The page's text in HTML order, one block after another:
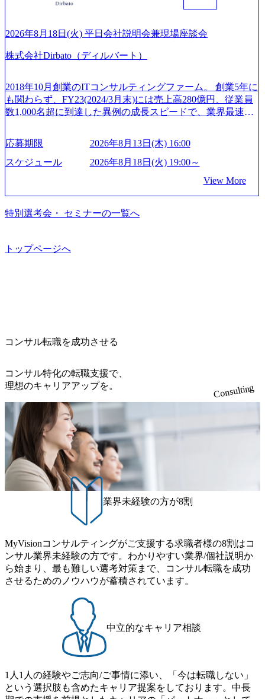
の幅広いプロジェクトを主導する。 - 天野 善仁氏：19卒Pw
ページ (https://www.xspear.co.jp/career/interviews/) 戦略だけの
から”のコンサルの在り方 (https://www.businessinsider.jp/articl
を取得 (https://www.agara.co.jp/article/382811) シンプレクスと
Xspear Consultingが、東京都港区の行政手続き100%デジタル
化を支援 (https://www.afpbb.com/articles/-/3520247) 【未経験
流工程、先端技術を学べる環境 【コンサルファーム経験
者】 ・専門領域に軸足を置きながら、他領域にもチャレン
ジできる環境 ・タイトルアップでのオファー ・現職ファー
ムより高いオファー年収 ・実力主義でプロモーションでき
る（ダブルスキップもあり） ・週に1度のアサインｍｔｇで
こまめに社員のキャリアについて検討してもらえる。結
果、なりたいキャリアを反映できるｐｊにアサインしても
るため、エンジニアの視点からも協業しクライアントへ価
keto_kajita/)） 多様なメンバー、多様なプロジェクトによる
も関わらず、外資系戦略コンサルティングファームや総合
系コンサルティングファームをはじめ、メーカー、ITベン
チャー、外資系金融機関など多彩な出自で構成されてお
り、常に刺激を受けながらプロジェクトワークが可能 総合
コンサルティングファームの名の通り、全方位のクライア
ントに対して様々なプロジェクトが存在しており、手を上
げれば常に新しいテーマのチャレンジ機会を提供している
（ワンプール制） そのため、全体の離職率10％以下、未経
験3年未満の離職率は0％と驚異の定着率を誇る 大手ファー
ムと同水準以上の報酬制度であり、ファーム経験者の場合
は、転職時報酬アップが基本 強く「個人」の成⾧を重視す
るカルチャーであり、昇進に枠もなく、今ならReadyになれ
ば上がれる環境となっている 安定した経営環境の下、コン
できる 豊富な経験を持つコンサル経験者の場合は、自らチ
ームを立ち上げることが可能 裁量をもった営業活動、デリ
バリー活動ができる(スタートアップとの協業、新規ソリュ
ーションの開発 など) シンプレクスの顧客基盤、エンジニ
できる 2026年8月21日(金) 19:30〜21:30 (19:20開場) 2026年8
月12日(水) 16:00 ※参加状況によっては抽選とさせていただ
く可能性がございます。 このたび、ファーム経験者の方を
対象にした懇親会形式の採用イベント「サロンイベント」
を開催いたします。 カジュアルな場で現場社員と直接交流
できる機会ですので、ぜひご参加ください。 当日はXspear
Consulting代表取締役の早田とMDやその他現場社員が複数
名参加する予定です！ ●費用 : 無料 虎ノ門ヒルズ付近 ※詳
ができます。 慶弔休暇は、事由により取得可能日数は異な
ュ休暇は、規程で定める勤続年数ごとに、連続5日のリフレ
ッシュ休暇を取得できます。 【育児や子の看護、介護など
の制度】 育児休暇： 対象：小学校1年修了時の3月31日まで
日2時間15分まで、始業・終業時刻の繰り上げ・繰り下げが
可能 子の看護休暇： 子1人につき5日まで取得でき、1時間
単位で取得することも可能 家族看護休暇： 5日まで取得で
度など】 独身寮：富山事業所の近くに、白風寮と青風寮の2
つの寮があり、以下の入居基準を満たす方が入居可能で
す。 ＜入居基準＞ ・満33歳までの独身者 ・自宅から勤務地
までの通勤総時間が2時間を超えること 住宅手当： 本社の
なるため、入居基準を満たす女性には住宅手当を支給しま
による引っ越し費用は、会社が負担します。 2026年8月18日
※顔出しは不要です。ご質問頂く際のみ、顔出ししていた
バイザリーなどの専門知識を獲得し、キャリアを発展させ
となり、平均3000万～4000万の年収となる 内訳としては個
成活躍させるためのナレッジシェアおよび丁寧なOJTを欠か
19:30～ 所要時間 : 約1時間 2026年8月13日(木) 16:00 ＼応募
意思不問・業界未経験歓迎！／ M&A承継機構のビジョンや
業務内容、実際の働き方について詳しくお伝えするオンラ
イン説明会を開催いたします。 M&A業界に興味があり、ま
業界の情報を集めたい 働くイメージを具体的に知りたい M
&A業界にご興味がある方、転職を少しでもお考えの方はも
ちろん、情報収集をしたい方でも歓迎です。お気軽にご参
加ください。 当日は、質疑応答のお時間もご用意しており
ます。 是非、説明会にてお話できることを楽しみにしてお
ります。 説明会後にアンケート回答をお願いいたします。
オンライン(Google meets)
2026年8月18日(火) 平日会社説明会兼現場座談会
株式会社Dirbato（ディルバート）
2018年10月創業のITコンサルティングファーム。 創業5年に
も関わらず、FY23(2024/3月末)には売上高280億円、従業員
数1,000名超に到達した異例の成長スピードで、業界最速と
成⻑を遂げている。 現在コンサルティングファームでは外
資も含めて売上高TOP10にランクインしている。 主力事業
はITコンサルティング。幅広い業界の大企業を中心に、IT
支援している。 他方、インキュベーション事業を手掛けて
いるのも同社の特徴であり、 自社で新規事業開発も手掛け
つつ、複数社への出資～ハンズオン支援も行っている。 (参
ングファームや、Slerなどから優秀層が多数ジョイン。 http
ている。 <u>ワンプール制</u>を取っており、業界の枠に縛
り、<u>営業活動に工数を割かれることなくデリバリーに注
力可能</u> 従業員満足度を非常に重視しており、意にそぐ
わないプロジェクトにアサインされてしまった場合、半強
制的に別のプロジェクトに異動することが可能。その結
果、<u>退職率も10%程度</u>(他社平均は2～30%程度) 残業
時間は<u>平均30時間程度。</u>バリューが出ていないから
残業代をつけさせないといったことはしない DE&Iにおいて
は女性活用や外国人/高齢者/障碍者などさまざまなバックグ
ラウンドを持つメンバーの働く環境を整えている SDGsの推
進にも積極的で、プロボノ支援等を行っている 部活動も活
発で、多くのクラブが立ち上がっており、さまざまな役
職・所属・組織を超えて社員間のネットワーク形成・交流
の場となっている <u>教育・研修プログラムが非常に充実</
番組があり、新卒紹介、会社の七不思議紹介等、規模が大
きくなっていく中で社員同士のつながりを広げる取り組み
もしている 今後の成長戦略として海外展開を見据えてい
る。足元のグローバル案件割合は10%程度だが、英語が得
ンスも大きい。 代表インタビュー https://note.com/dirbato/n/n0
a040c36b128 Forbes JAPAN BrandVoice Studio 「使命はテクノ
ロジーで企業の可能性を引き出すこと。日本に求められるI
Tコンサルタントという伴走者」 https://forbesjapan.com/article
s/detail/67452 Forbes JAPAN BrandVoice Studio 「コンサル業
界におけるIT人材価値再興。Dirbatoの最前線パートナーが
切り開くテクノロジーの変革」 https://forbesjapan.com/articles/
preview/68657?preview=TAI1oir8Coe5Df3zuZhtd24YfH72/Zzdm
応募期限
2026年8月13日(木) 16:00
スケジュール
2026年8月18日(火) 19:00～
View More
特別選考会・ セミナーの一覧へ
トップページへ
コンサル転職を成功させる
コンサル特化の転職支援で、
理想のキャリアアップを。
Consulting
業界未経験の方が8割
MyVisionコンサルティングがご支援する求職者様の8割はコ
ンサル業界未経験の方です。わかりやすい業界/個社説明か
ら始まり、最も難しい選考対策まで、コンサル転職を成功
させるためのノウハウが蓄積されています。
中立的なキャリア相談
1人1人の経験やご志向/ご事情に添い、「今は転職しない」
という選択肢も含めたキャリア提案をしております。中長